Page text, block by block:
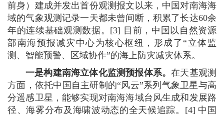
前身）建成并发出首份观测报文以来，中国对南海海
域的气象观测记录一天都未曾间断，积累了长达60余
年的连续基础观测数据。[3] 目前，中国以自然资源
部南海预报减灾中心为核心枢纽，形成了“立体监
测、智能预警、区域协作”的海上防灾减灾体系。
一是构建南海立体化监测预报体系。在天基观测
方面，依托中国自主研制的“风云”系列气象卫星与高
分遥感卫星，能够实现对南海海域台风生成和发展路
径、海雾分布及海啸波动态的全天候追踪。[4] 中国